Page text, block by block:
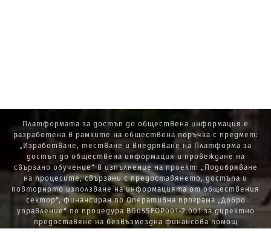
Платформата за достъп до обществена информация е
разработена в рамките на обществена поръчка с предмет:
„Изработване, тестване и внедряване на Платформа за
достъп до обществена информация и провеждане на
свързано обучение“ в изпълнение на проект: „Подобряване
на процесите, свързани с предоставянето, достъпа и
повторното използване на информацията от обществения
сектор“, финансиран по Оперативна програма „Добро
управление“ по процедура BG05SFOP001-2.001 за директно
предоставяне на безвъзмездна финансова помощ